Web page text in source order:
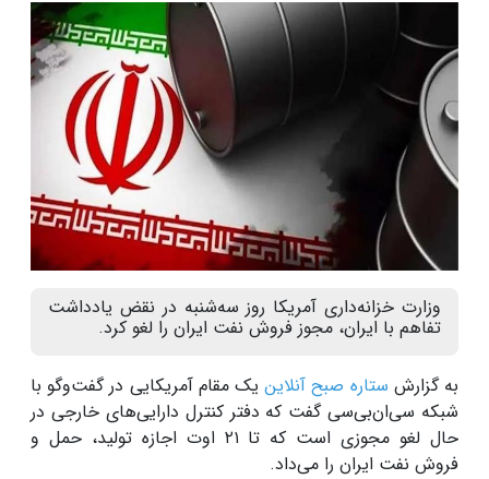
وزارت خزانه‌داری آمریکا روز سه‌شنبه در نقض یادداشت
تفاهم‌ با ایران، مجوز فروش نفت ایران را لغو کرد.
به گزارش ستاره صبح آنلاینیک مقام آمریکایی در گفت‌وگو با
شبکه سی‌ان‌بی‌سی گفت که دفتر کنترل دارایی‌های خارجی در
حال لغو مجوزی است که تا ۲۱ اوت اجازه تولید، حمل و
فروش نفت ایران را می‌داد.